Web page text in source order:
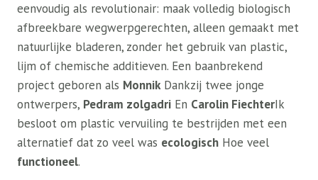
eenvoudig als revolutionair: maak volledig biologisch
afbreekbare wegwerpgerechten, alleen gemaakt met
natuurlijke bladeren, zonder het gebruik van plastic,
lijm of chemische additieven. Een baanbrekend
project geboren als MonnikDankzij twee jonge
ontwerpers, Pedram zolgadri En Carolin FiechterIk
besloot om plastic vervuiling te bestrijden met een
alternatief dat zo veel was ecologisch Hoe veel
functioneel.